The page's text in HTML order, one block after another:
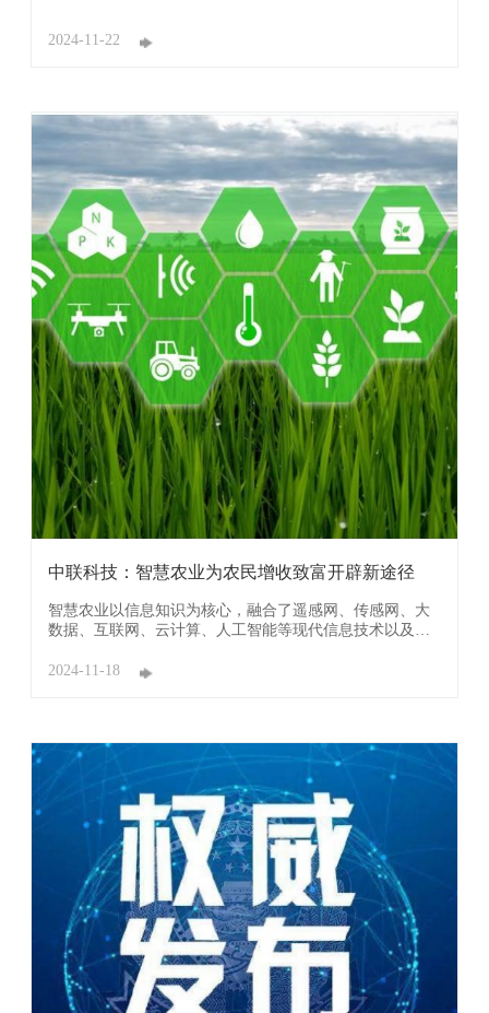
2024-11-22
中联科技：智慧农业为农民增收致富开辟新途径
智慧农业以信息知识为核心，融合了遥感网、传感网、大
数据、互联网、云计算、人工智能等现代信息技术以及智
在当前我国正处于传统农业向现代农业转变的关键时期，
2024-11-18